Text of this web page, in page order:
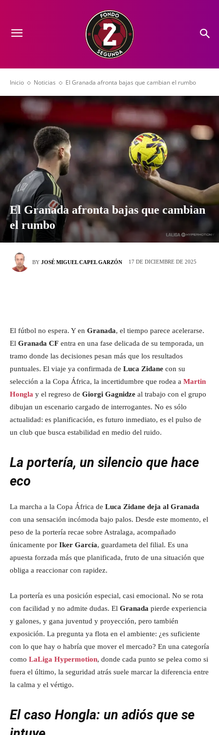
Inicio Noticias El Granada afronta bajas que cambian el rumbo
El Granada afronta bajas que cambian
el rumbo
BY JOSÉ MIGUEL CAPEL GARZÓN 17 DE DICIEMBRE DE 2025
El fútbol no espera. Y en Granada, el tiempo parece acelerarse.
El Granada CF entra en una fase delicada de su temporada, un
tramo donde las decisiones pesan más que los resultados
puntuales. El viaje ya confirmada de Luca Zidane con su
selección a la Copa África, la incertidumbre que rodea a Martin
Hongla y el regreso de Giorgi Gagnidze al trabajo con el grupo
dibujan un escenario cargado de interrogantes. No es sólo
actualidad: es planificación, es futuro inmediato, es el pulso de
un club que busca estabilidad en medio del ruido.
La portería, un silencio que hace
eco
La marcha a la Copa África de Luca Zidane deja al Granada
con una sensación incómoda bajo palos. Desde este momento, el
peso de la portería recae sobre Astralaga, acompañado
únicamente por Iker García, guardameta del filial. Es una
apuesta forzada más que planificada, fruto de una situación que
obliga a reaccionar con rapidez.
La portería es una posición especial, casi emocional. No se rota
con facilidad y no admite dudas. El Granada pierde experiencia
y galones, y gana juventud y proyección, pero también
exposición. La pregunta ya flota en el ambiente: ¿es suficiente
con lo que hay o habría que mover el mercado? En una categoría
como LaLiga Hypermotion, donde cada punto se pelea como si
fuera el último, la seguridad atrás suele marcar la diferencia entre
la calma y el vértigo.
El caso Hongla: un adiós que se